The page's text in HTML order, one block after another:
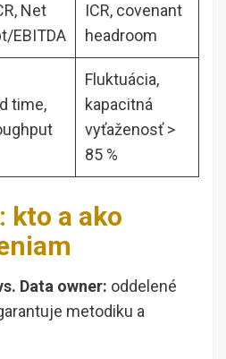
Net
EBITDA
ICR, covenant
headroom
time,
Fluktuácia,
kapacitná
vyťaženosť >
85 %
kto a ako
Data owner: oddelené
metodiku a